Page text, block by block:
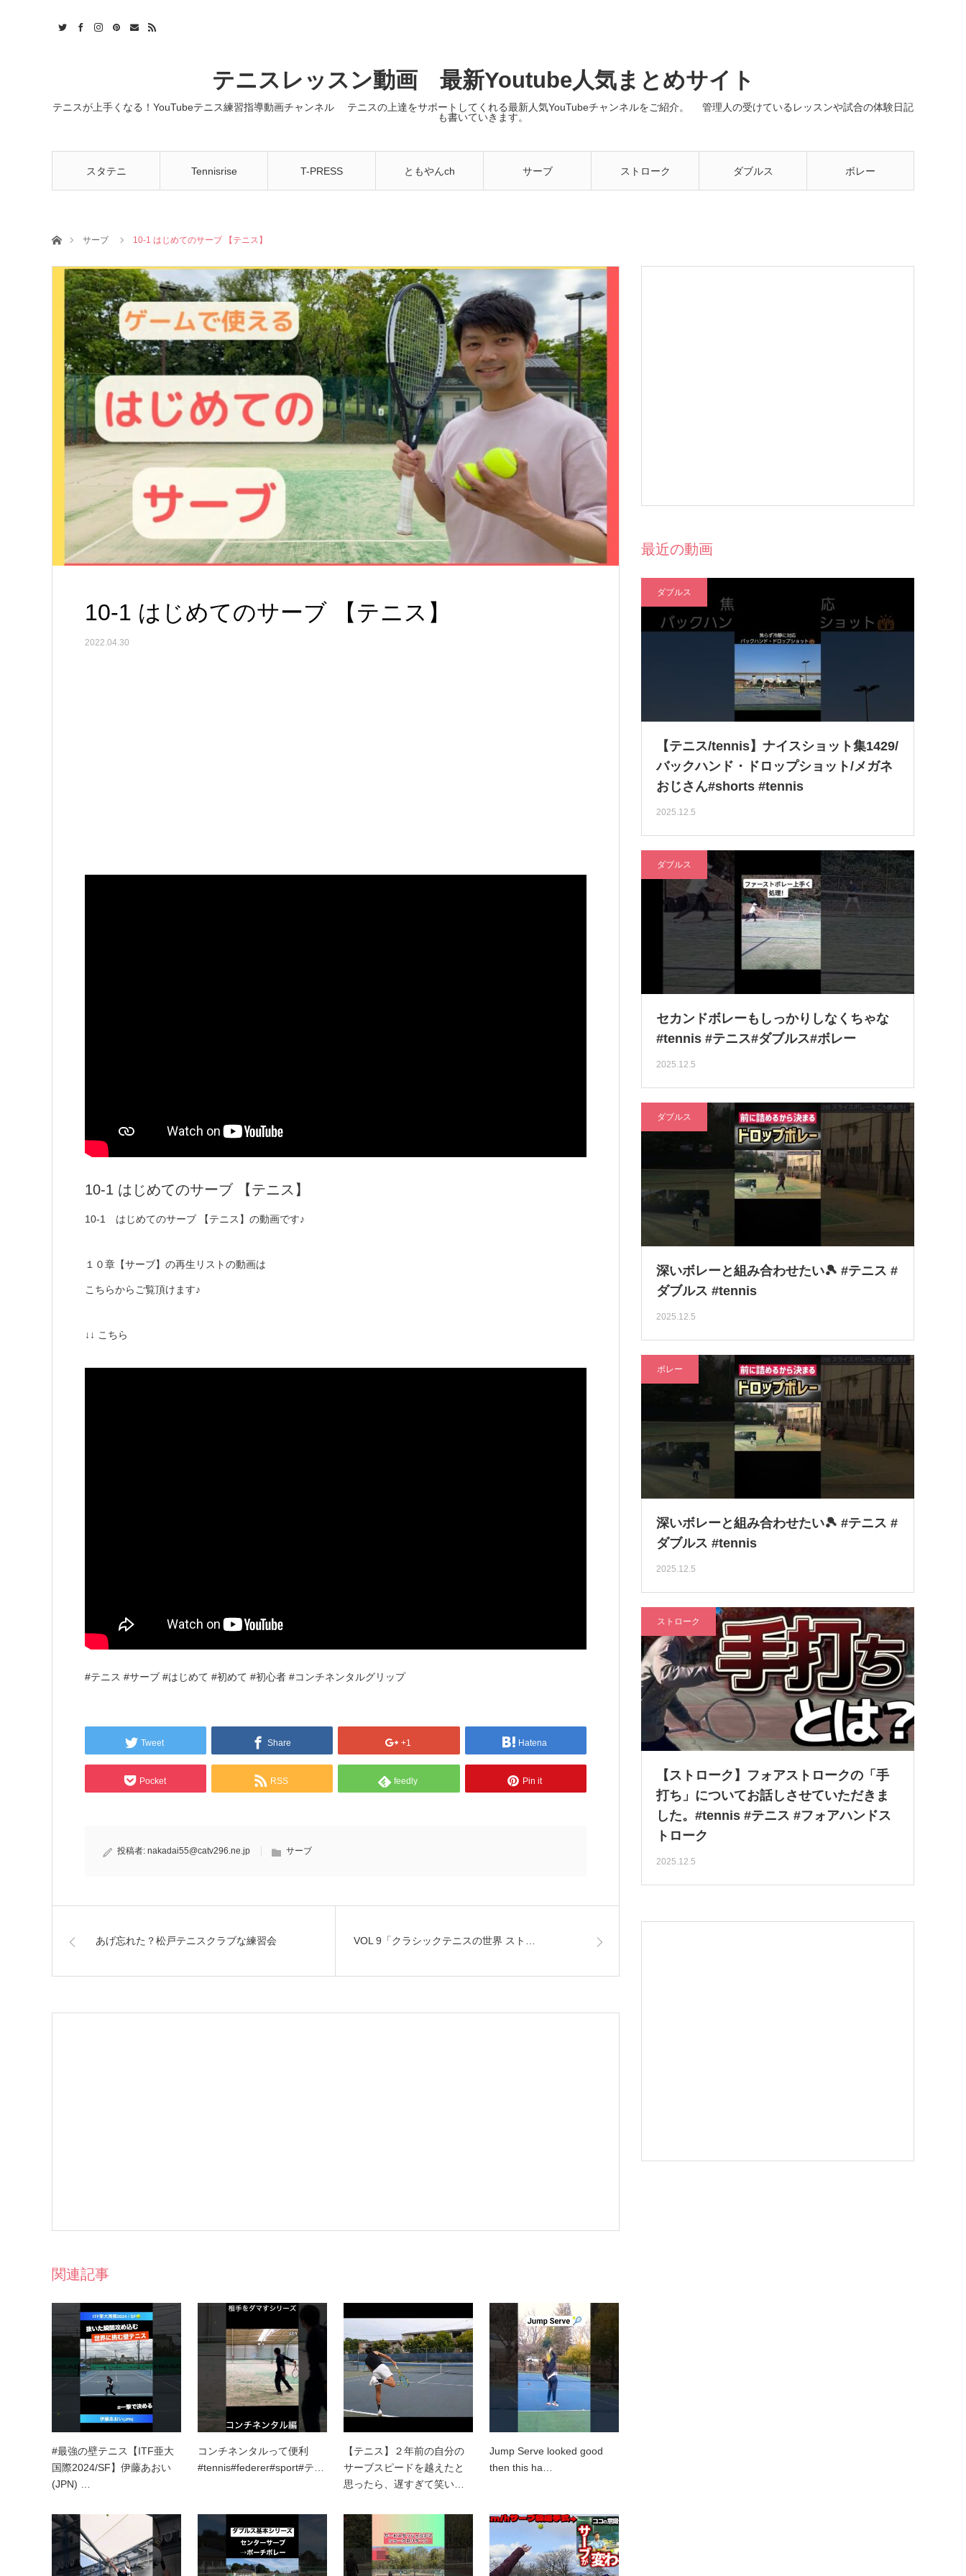
テニスレッスン動画 最新Youtube人気まとめサイト
テニスが上手くなる！YouTubeテニス練習指導動画チャンネル テニスの上達をサポートしてくれる最新人気YouTubeチャンネルをご紹介。 管理人の受けているレッスンや試合の体験日記
も書いていきます。
スタテニ Tennisrise T-PRESS ともやんch サーブ ストローク ダブルス ボレー
ホームサーブ 10-1 はじめてのサーブ 【テニス】
10-1 はじめてのサーブ 【テニス】
2022.04.30
10-1 はじめてのサーブ 【テニス】
10-1 はじめてのサーブ 【テニス】の動画です♪
１０章【サーブ】の再生リストの動画は
こちらからご覧頂けます♪
↓↓ こちら
#テニス #サーブ #はじめて #初めて #初心者 #コンチネンタルグリップ
Tweet Share +1 Hatena
Pocket RSS feedly Pin it
投稿者: nakadai55@catv296.ne.jp サーブ
あげ忘れた？松戸テニスクラブな練習会 VOL 9「クラシックテニスの世界 スト…
関連記事
#最強の壁テニス【ITF亜大
国際2024/SF】伊藤あおい
(JPN) …
コンチネンタルって便利
#tennis#federer#sport#テ…
【テニス】２年前の自分の
サーブスピードを越えたと
思ったら、遅すぎて笑い…
Jump Serve looked good
then this ha…
最近の動画
ダブルス
【テニス/tennis】ナイスショット集1429/
バックハンド・ドロップショット/メガネ
おじさん#shorts #tennis
2025.12.5
ダブルス
セカンドボレーもしっかりしなくちゃな
#tennis #テニス#ダブルス#ボレー
2025.12.5
ダブルス
深いボレーと組み合わせたい🎾 #テニス #
ダブルス #tennis
2025.12.5
ボレー
深いボレーと組み合わせたい🎾 #テニス #
ダブルス #tennis
2025.12.5
ストローク
【ストローク】フォアストロークの「手
打ち」についてお話しさせていただきま
した。#tennis #テニス #フォアハンドス
トローク
2025.12.5